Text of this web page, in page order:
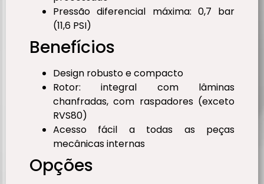
Pressão diferencial máxima: 0,7 bar
(11,6 PSI)
Benefícios
Design robusto e compacto
Rotor: integral com lâminas
chanfradas, com raspadores (exceto
RVS80)
Acesso fácil a todas as peças
mecânicas internas
Opções